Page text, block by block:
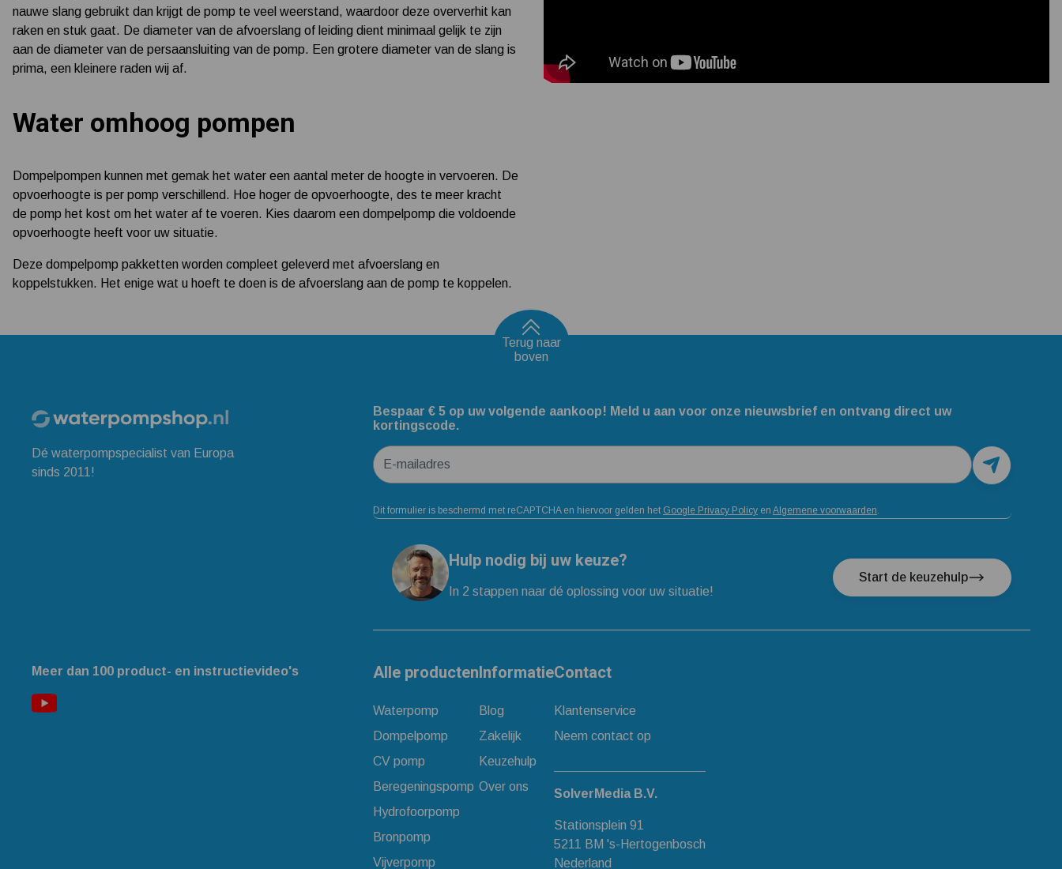
nauwe slang gebruikt dan krijgt de pomp te veel weerstand, waardoor deze oververhit kan
raken en stuk gaat. De diameter van de afvoerslang of leiding dient minimaal gelijk te zijn
aan de diameter van de persaansluiting van de pomp. Een grotere diameter van de slang is
prima, een kleinere raden wij af.
Water omhoog pompen
Dompelpompen kunnen met gemak het water een aantal meter de hoogte in vervoeren. De
opvoerhoogte is per pomp verschillend. Hoe hoger de opvoerhoogte, des te meer kracht
de pomp het kost om het water af te voeren. Kies daarom een dompelpomp die voldoende
opvoerhoogte heeft voor uw situatie.
Deze dompelpomp pakketten worden compleet geleverd met afvoerslang en
koppelstukken. Het enige wat u hoeft te doen is de afvoerslang aan de pomp te koppelen.
Terug naar
boven
Dé waterpompspecialist van Europa
sinds 2011!
Bespaar € 5 op uw volgende aankoop! Meld u aan voor onze nieuwsbrief en ontvang direct uw
kortingscode.
E-mailadres
Dit formulier is beschermd met reCAPTCHA en hiervoor gelden het Google Privacy Policy en Algemene voorwaarden.
Hulp nodig bij uw keuze?
In 2 stappen naar dé oplossing voor uw situatie!
Start de keuzehulp
Meer dan 100 product- en instructievideo's Alle producten
Waterpomp
Dompelpomp
CV pomp
Beregeningspomp
Hydrofoorpomp
Bronpomp
Vijverpomp
Informatie
Blog
Zakelijk
Keuzehulp
Over ons
Contact
Klantenservice
Neem contact op
SolverMedia B.V.
Stationsplein 91
5211 BM 's-Hertogenbosch
Nederland